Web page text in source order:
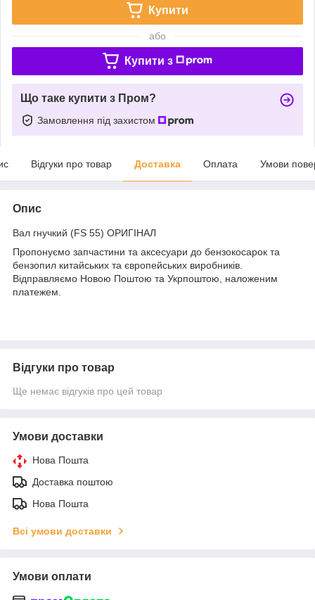
Купити
або
Купити з
Що таке купити з Пром?
Замовлення під захистом
Відгуки про товар Доставка Оплата Умови
Опис
Вал гнучкий (FS 55) ОРИГІНАЛ
Пропонуємо запчастини та аксесуари до бензокосарок та
бензопил китайських та європейських виробників.
Відправляємо Новою Поштою та Укрпоштою, наложеним
платежем.
Відгуки про товар
Ще немає відгуків про цей товар
Умови доставки
Нова Пошта
Доставка поштою
Нова Пошта
Всі умови доставки
Умови оплати